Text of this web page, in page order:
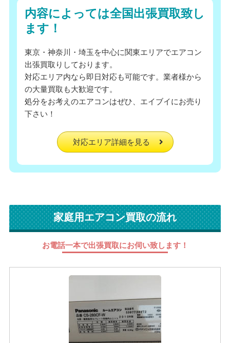
内容によっては全国出張買取致し
ます！
東京・神奈川・埼玉を中心に関東エリアでエアコン
出張買取りしております。
対応エリア内なら即日対応も可能です。業者様から
の大量買取も大歓迎です。
処分をお考えのエアコンはぜひ、エイブイにお売り
下さい！
対応エリア詳細を見る
家庭用エアコン買取の流れ
お電話一本で出張買取にお伺い致します！